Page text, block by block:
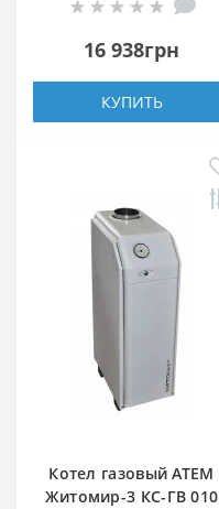
16 938грн
КУПИТЬ
Котел газовый АТЕМ
Житомир-3 КС-ГВ 010